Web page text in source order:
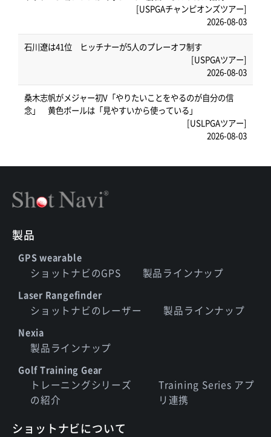
[USPGAチャンピオンズツアー]
2026-08-03
石川遼は41位 ヒッチナーが5人のプレーオフ制す
[USPGAツアー]
2026-08-03
桑木志帆がメジャー初V「やりたいことをやるのが自分の信
念」 黄色ボールは「見やすいから使っている」
[USLPGAツアー]
2026-08-03
製品
GPS wearable
ショットナビのGPS 製品ラインナップ
Laser Rangefinder
ショットナビのレーザー 製品ラインナップ
Nexia
製品ラインナップ
Golf Training Gear
トレーニングシリーズ
の紹介
Training Series アプ
リ連携
ショットナビについて